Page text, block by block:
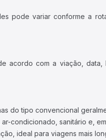
pode variar conforme a
acordo com a viação,
do tipo convencional
condicionado, sanitário e,
ideal para viagens mais